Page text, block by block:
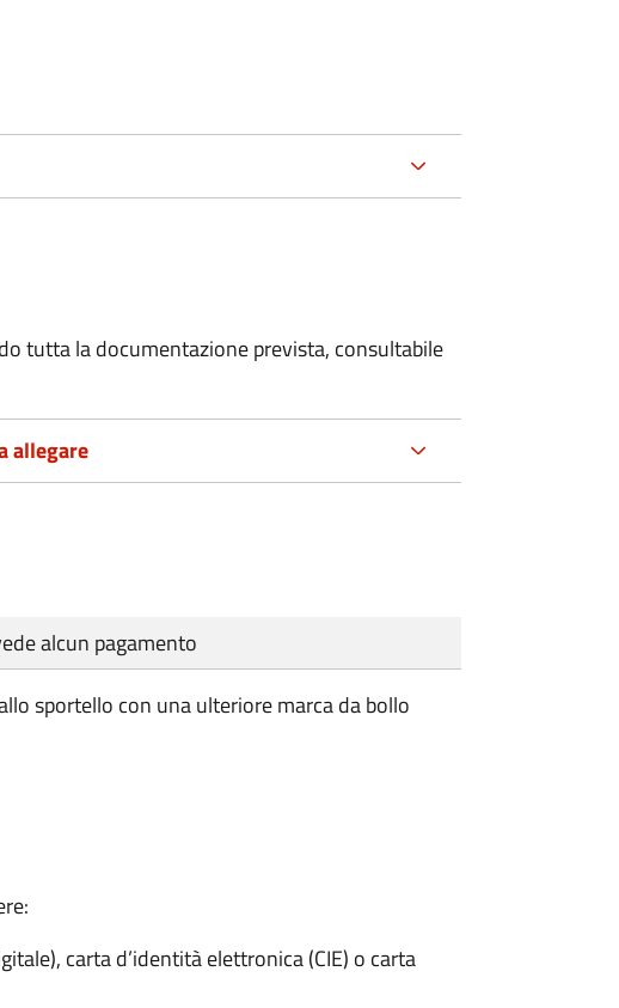
tutta la documentazione prevista, consultabile
allegare
alcun pagamento
sportello con una ulteriore marca da bollo
carta d’identità elettronica (CIE) o carta